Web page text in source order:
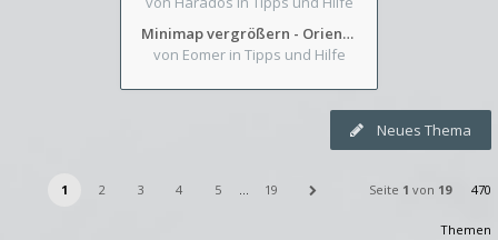
Minimap vergrößern - Orientierung in Blutzinnen
von Eomer in Tipps und Hilfe
Neues Thema
1 2 3 4 5 … 19 Seite 1 von 19 470
Themen